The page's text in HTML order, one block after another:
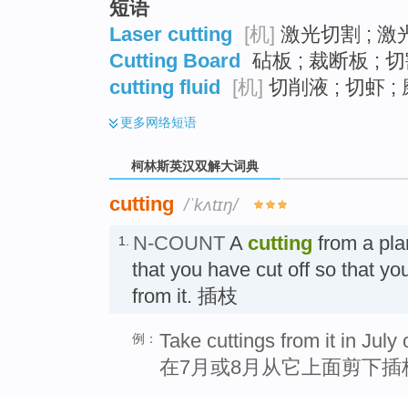
短语
Laser cutting
[机] 激光切割 ; 激
Cutting Board
砧板 ; 裁断板 ;
cutting fluid
[机] 切削液 ; 切虾 ;
更多网络短语
柯林斯英汉双解大词典
cutting /ˈkʌtɪŋ/
1. N-COUNT A cutting from a
that you have cut off so that
from it. 插枝
例： Take cuttings from it in July
在7月或8月从它上面剪下插